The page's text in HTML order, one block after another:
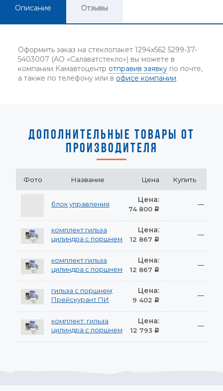
Описание Отзывы
Оформить заказ на стеклопакет 1294х562 5299-37-
5403007 (АО «Салаватстекло») вы можете в
компании Камавтоцентр отправив заявку по почте,
а также по телефону или в офисе компании.
ДОПОЛНИТЕЛЬНЫЕ ТОВАРЫ ОТ
ПРОИЗВОДИТЕЛЯ
Фото Название Цена Купить
блок управления Цена:
74 800 Р
—
комплект:гильза
цилиндра с поршнем
Цена:
12 867 Р
—
комплект:гильза
цилиндра с поршнем
Цена:
12 867 Р
—
гильза с поршнем;
Прейскурант ПИ
Цена:
9 402 Р
—
комплект: гильза
цилиндра с поршнем
Цена:
12 793 Р
—